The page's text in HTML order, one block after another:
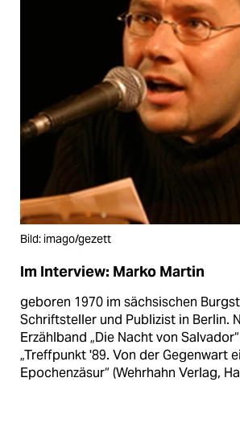
Bild: imago/gezett
Im Interview: Marko Martin
geboren 1970 im sächsischen
Schriftsteller und Publizist in Berlin.
Erzählband „Die Nacht von
„Treffpunkt '89. Von der Gegenwart
Epochenzäsur“ (Wehrhahn Verlag,